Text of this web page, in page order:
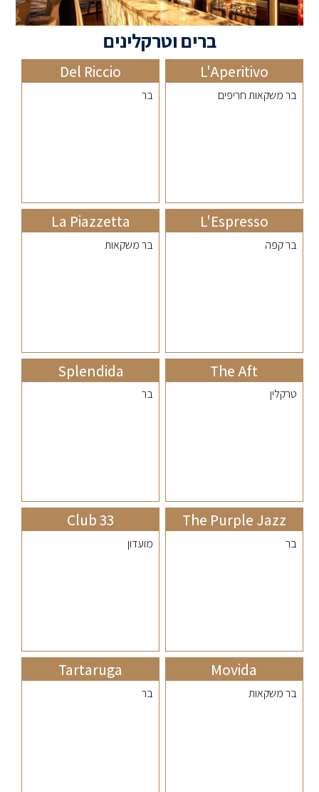
ברים וטרקלינים
L'Aperitivo
בר משקאות חריפים
Del Riccio
בר
L'Espresso
בר קפה
La Piazzetta
בר משקאות
The Aft
טרקלין
Splendida
בר
The Purple Jazz
בר
Club 33
מועדון
Movida
בר משקאות
Tartaruga
בר